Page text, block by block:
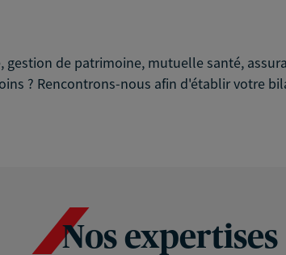
de patrimoine, mutuelle santé,
? Rencontrons-nous afin d'établir votre
Nos expertises